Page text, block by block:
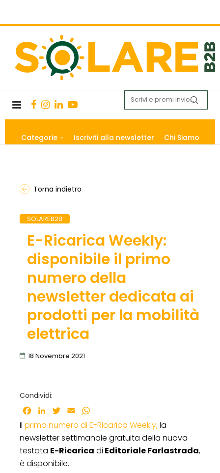
Categorie Iscriviti alla newsletter Chi Siamo
Torna indietro
SOLAREB2B
E-Ricarica Weekly:
disponibile il primo
numero della
newsletter dedicata ai
prodotti per la mobilità
elettrica
18 Novembre 2021
Condividi:
Facebook
LinkedInTwitter
Email
Il primo numero di E-Ricarica Weekly,la
newsletter settimanale gratuita della nuova
testata E-Ricarica di Editoriale Farlastrada,
è disponibile.